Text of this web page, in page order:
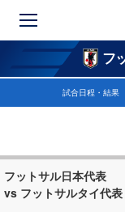
フ
試合日程・結果
フットサル日本代表
vs フットサルタイ代表